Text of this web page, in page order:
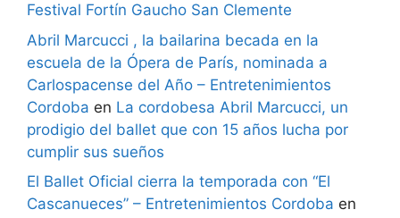
Festival Fortín Gaucho San Clemente
Abril Marcucci , la bailarina becada en la
escuela de la Ópera de París, nominada a
Carlospacense del Año – Entretenimientos
Cordoba en La cordobesa Abril Marcucci, un
prodigio del ballet que con 15 años lucha por
cumplir sus sueños
El Ballet Oficial cierra la temporada con “El
Cascanueces” – Entretenimientos Cordoba en